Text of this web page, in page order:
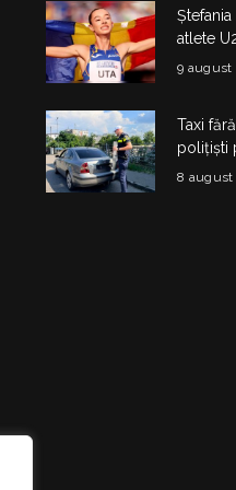
atlete
calificat
9 august
Taxi
polițiști
Șoferul
8